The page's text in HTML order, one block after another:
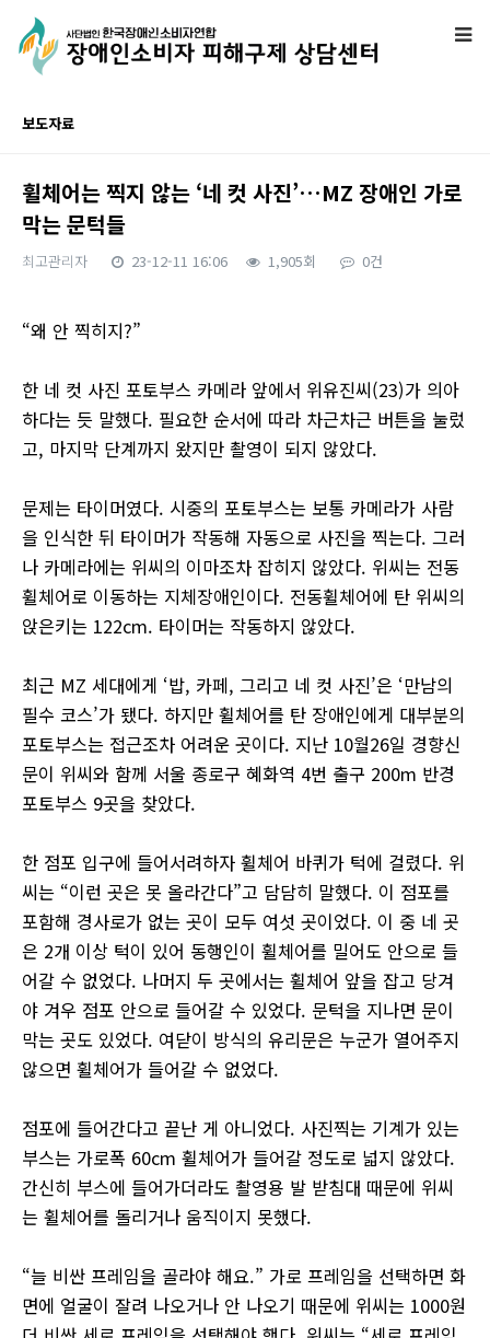
보도자료
휠체어는 찍지 않는 ‘네 컷 사진’…MZ 장애인 가로
막는 문턱들
최고관리자 23-12-11 16:06 1,905회 0건
“왜 안 찍히지?”
한 네 컷 사진 포토부스 카메라 앞에서 위유진씨(23)가 의아
하다는 듯 말했다. 필요한 순서에 따라 차근차근 버튼을 눌렀
고, 마지막 단계까지 왔지만 촬영이 되지 않았다.
문제는 타이머였다. 시중의 포토부스는 보통 카메라가 사람
을 인식한 뒤 타이머가 작동해 자동으로 사진을 찍는다. 그러
나 카메라에는 위씨의 이마조차 잡히지 않았다. 위씨는 전동
휠체어로 이동하는 지체장애인이다. 전동휠체어에 탄 위씨의
앉은키는 122cm. 타이머는 작동하지 않았다.
최근 MZ 세대에게 ‘밥, 카페, 그리고 네 컷 사진’은 ‘만남의
필수 코스’가 됐다. 하지만 휠체어를 탄 장애인에게 대부분의
포토부스는 접근조차 어려운 곳이다. 지난 10월26일 경향신
문이 위씨와 함께 서울 종로구 혜화역 4번 출구 200m 반경
포토부스 9곳을 찾았다.
한 점포 입구에 들어서려하자 휠체어 바퀴가 턱에 걸렸다. 위
씨는 “이런 곳은 못 올라간다”고 담담히 말했다. 이 점포를
포함해 경사로가 없는 곳이 모두 여섯 곳이었다. 이 중 네 곳
은 2개 이상 턱이 있어 동행인이 휠체어를 밀어도 안으로 들
어갈 수 없었다. 나머지 두 곳에서는 휠체어 앞을 잡고 당겨
야 겨우 점포 안으로 들어갈 수 있었다. 문턱을 지나면 문이
막는 곳도 있었다. 여닫이 방식의 유리문은 누군가 열어주지
않으면 휠체어가 들어갈 수 없었다.
점포에 들어간다고 끝난 게 아니었다. 사진찍는 기계가 있는
부스는 가로폭 60cm 휠체어가 들어갈 정도로 넓지 않았다.
간신히 부스에 들어가더라도 촬영용 발 받침대 때문에 위씨
는 휠체어를 돌리거나 움직이지 못했다.
“늘 비싼 프레임을 골라야 해요.” 가로 프레임을 선택하면 화
면에 얼굴이 잘려 나오거나 안 나오기 때문에 위씨는 1000원